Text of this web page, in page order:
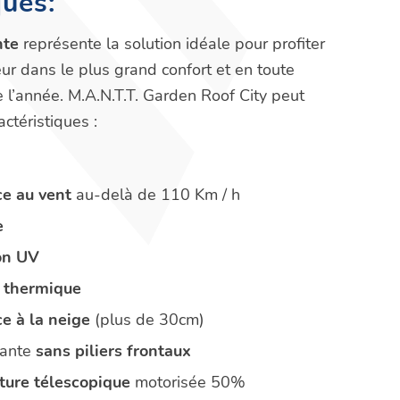
en deux versions : lespanneaux
qui vous accueillit tout au long de
une véranda confortable et prestigieuse.
à vivre, comme des porches ou des
qui vous permet d’ouvrir le toit en un clic.
au long de l’année. Il représente la solution
représente la solution idéale pour profiter
dans le plus grand confort et en toute
M.A.N.T.T. Garden Roof City peut
:
au vent au-delà de 110 Km / h
UV
à la neige (plus de 30cm)
sans piliers frontaux
télescopique motorisée 50%